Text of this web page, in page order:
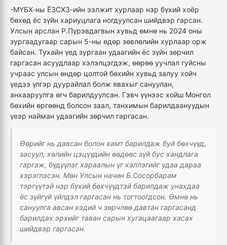
-МҮБХ-ны ЁЗСХЗ-ийн ээлжит хурлаар нэр бүхий хоёр
бөхөд ёс зүйн хариуцлага ногдуулсан шийдвэр гарсан.
Улсын арслан Р.Пүрэвдагвын хувьд өмнө нь 2024 оны
зургаадугаар сарын 5-ны өдөр зөвлөлийн хурлаар орж
байсан. Тухайн үед зургаан удаагийн ёс зүйн зөрчил
гаргасан асуудлаар хэлэлцэгдэж, өөрөө уучлал гуйсны
учраас улсын өндөр цолтой бөхийн хувьд залуу хойч
үедээ үлгэр дуурайлал болж явахыг сануулан,
анхааруулга өгч барилдуулсан. Гэвч үүнээс хойш Монгол
бөхийн өргөөнд болсон заал, танхимын барилдаануудын
үеэр найман удаагийн зөрчил гаргасан.
Өөрийг нь давсан болон хамт барилдаж буй бөхчүүд,
засуул, хөлийн цэцүүдийн өөдөөс зүй бус хандлага
гаргаж, бүдүүлэг хараалын үг хэллэгийг удаа дараа
хэрэглэсэн. Мөн Улсын начин Б.Сосорбарам
тэргүүтэй нэр бүхий бөхчүүдтэй барилдаж унахдаа
ёс зүйгүй үйлдэл гаргасан нь тогтоогдсон. Өмнө нь
сануулга авсан хэдий ч зөрчлөө давтан гаргасанд
барилдах эрхийг таван сарын хугацаагаар хасах
шийдвэр гаргасан.